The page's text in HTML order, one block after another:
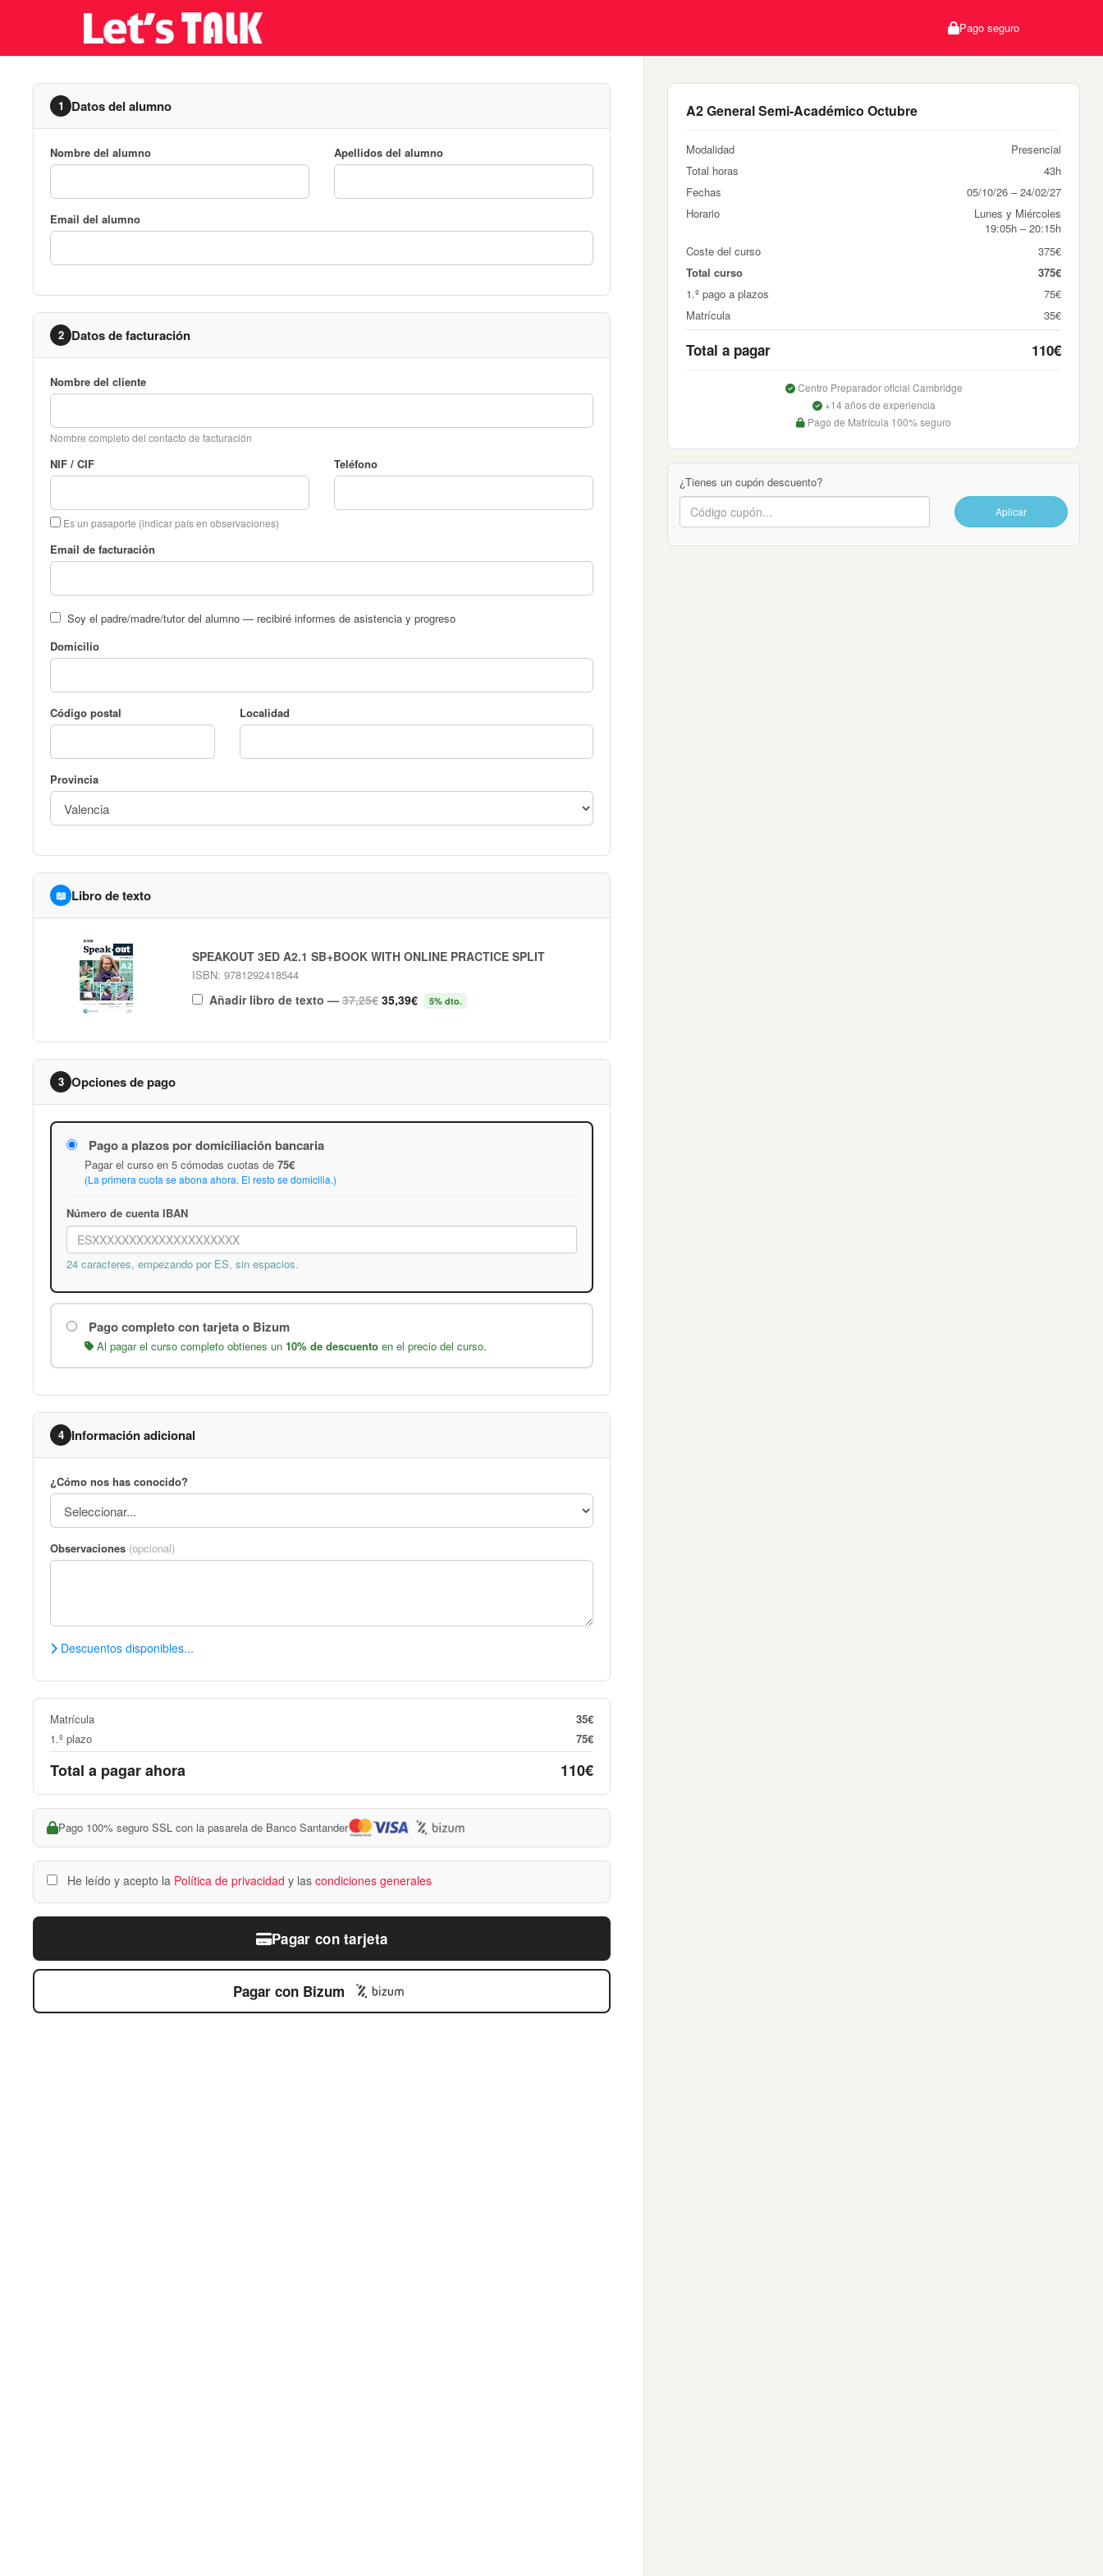
Pago seguro
1 Datos del alumno
Nombre del alumno Apellidos del alumno
Email del alumno
2 Datos de facturación
Nombre del cliente
Nombre completo del contacto de facturación
NIF / CIF
Es un pasaporte (indicar país en observaciones)
Teléfono
Email de facturación
Soy el padre/madre/tutor del alumno — recibiré informes de asistencia y progreso
Domicilio
Código postal Localidad
Provincia
📖 Libro de texto
SPEAKOUT 3ED A2.1 SB+BOOK WITH ONLINE PRACTICE SPLIT
ISBN: 9781292418544
Añadir libro de texto — 37,25€ 35,39€ 5% dto.
3 Opciones de pago
Pago a plazos por domiciliación bancaria
Pagar el curso en 5 cómodas cuotas de 75€
(La primera cuota se abona ahora. El resto se domicilia.)
Número de cuenta IBAN
24 caracteres, empezando por ES, sin espacios.
Pago completo con tarjeta o Bizum
Al pagar el curso completo obtienes un 10% de descuento en el precio del curso.
4 Información adicional
¿Cómo nos has conocido?
Observaciones (opcional)
Descuentos disponibles...
Matrícula
35€
1.º plazo
75€
Total a pagar ahora 110€
Pago 100% seguro SSL con la pasarela de Banco Santander
He leído y acepto la Política de privacidad y las condiciones generales
Pagar con tarjeta
Pagar con Bizum
A2 General Semi-Académico Octubre
Modalidad
Presencial
Total horas
43h
Fechas
05/10/26 – 24/02/27
Horario
Lunes y Miércoles
19:05h – 20:15h
Coste del curso
375€
Total curso
375€
1.º pago a plazos
75€
Matrícula
35€
Total a pagar 110€
Centro Preparador oficial Cambridge
+14 años de experiencia
Pago de Matrícula 100% seguro
¿Tienes un cupón descuento?
Aplicar